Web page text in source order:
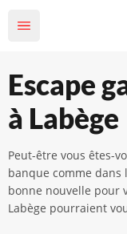
Escape
à Labège
Peut-être vous êtes-
banque comme dans
bonne nouvelle pour
Labège pourraient